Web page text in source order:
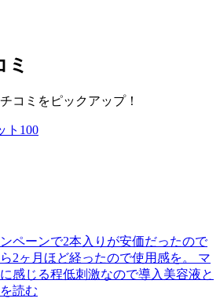
ミ
コミをピックアップ！
ト100
ペーンで2本入りが安価だったので
2ヶ月ほど経ったので使用感を。 マ
感じる程低刺激なので導入美容液と
読む